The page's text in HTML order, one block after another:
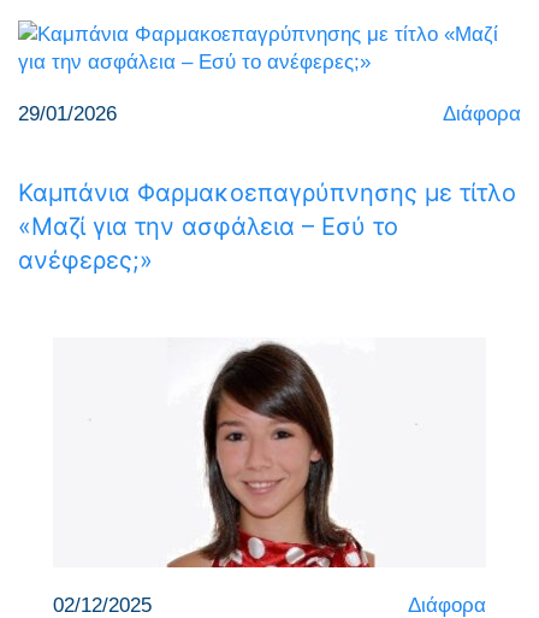
29/01/2026 Διάφορα
Καμπάνια Φαρμακοεπαγρύπνησης με τίτλο
«Μαζί για την ασφάλεια – Εσύ το
ανέφερες;»
02/12/2025 Διάφορα